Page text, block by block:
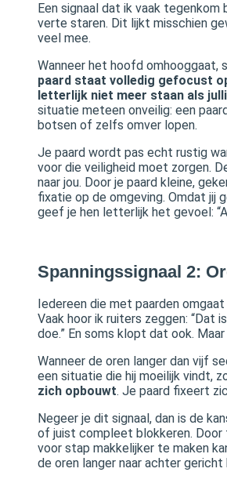
Een signaal dat ik vaak tegenkom
verte staren. Dit lijkt misschien
veel mee.
Wanneer het hoofd omhooggaat,
paard staat volledig gefocust
letterlijk niet meer staan als
situatie meteen onveilig: een
botsen of zelfs omver lopen.
Je paard wordt pas echt rustig
voor die veiligheid moet zorgen.
naar jou. Door je paard kleine,
fixatie op de omgeving. Omdat jij
geef je hen letterlijk het gevoel:
Spanningssignaal 2:
Iedereen die met paarden
Vaak hoor ik ruiters zeggen: “Dat
doe.” En soms klopt dat ook.
Wanneer de oren langer dan vijf
een situatie die hij moeilijk vindt,
zich opbouwt. Je paard fixeert
Negeer je dit signaal, dan is de
of juist compleet blokkeren.
voor stap makkelijker te maken
de oren langer naar achter